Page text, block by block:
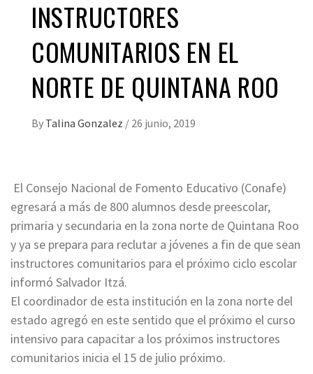
INSTRUCTORES
COMUNITARIOS EN EL
NORTE DE QUINTANA ROO
By Talina Gonzalez / 26 junio, 2019
El Consejo Nacional de Fomento Educativo (Conafe)
egresará a más de 800 alumnos desde preescolar,
primaria y secundaria en la zona norte de Quintana Roo
y ya se prepara para reclutar a jóvenes a fin de que sean
instructores comunitarios para el próximo ciclo escolar
informó Salvador Itzá.
El coordinador de esta institución en la zona norte del
estado agregó en este sentido que el próximo el curso
intensivo para capacitar a los próximos instructores
comunitarios inicia el 15 de julio próximo.